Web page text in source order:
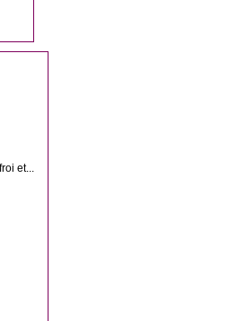
et...